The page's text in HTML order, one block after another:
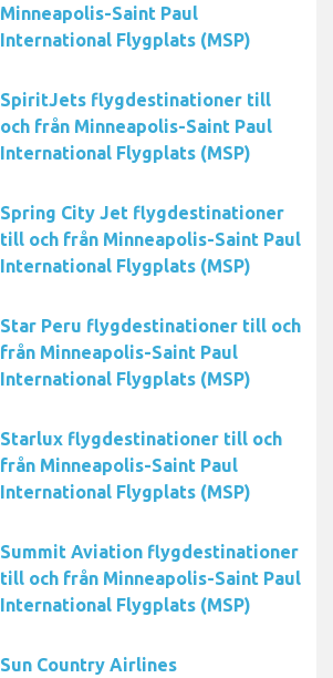
Minneapolis-Saint Paul
International Flygplats (MSP)
SpiritJets flygdestinationer till
och från Minneapolis-Saint Paul
International Flygplats (MSP)
Spring City Jet flygdestinationer
till och från Minneapolis-Saint Paul
International Flygplats (MSP)
Star Peru flygdestinationer till och
från Minneapolis-Saint Paul
International Flygplats (MSP)
Starlux flygdestinationer till och
från Minneapolis-Saint Paul
International Flygplats (MSP)
Summit Aviation flygdestinationer
till och från Minneapolis-Saint Paul
International Flygplats (MSP)
Sun Country Airlines